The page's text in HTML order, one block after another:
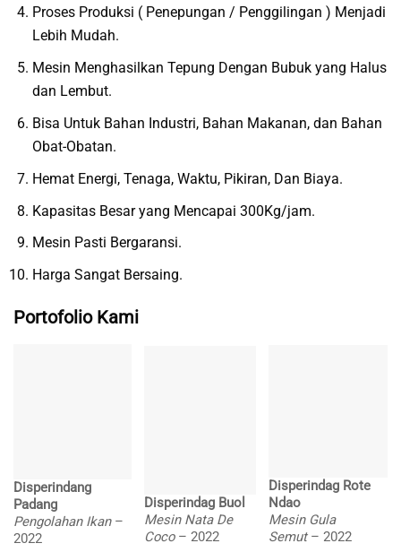
Proses Produksi ( Penepungan / Penggilingan ) Menjadi
Lebih Mudah.
Mesin Menghasilkan Tepung Dengan Bubuk yang Halus
dan Lembut.
Bisa Untuk Bahan Industri, Bahan Makanan, dan Bahan
Obat-Obatan.
Hemat Energi, Tenaga, Waktu, Pikiran, Dan Biaya.
Kapasitas Besar yang Mencapai 300Kg/jam.
Mesin Pasti Bergaransi.
Harga Sangat Bersaing.
Portofolio Kami
Disperindang
Padang
Pengolahan Ikan –
2022
Disperindag Buol
Mesin Nata De
Coco– 2022
Disperindag Rote
Ndao
Mesin Gula
Semut– 2022